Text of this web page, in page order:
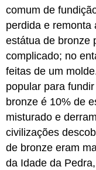
comum de
perdida e remonta
estátua de bronze
complicado; no
feitas de um
popular para
bronze é 10% de
misturado e
civilizações
de bronze eram
da Idade da